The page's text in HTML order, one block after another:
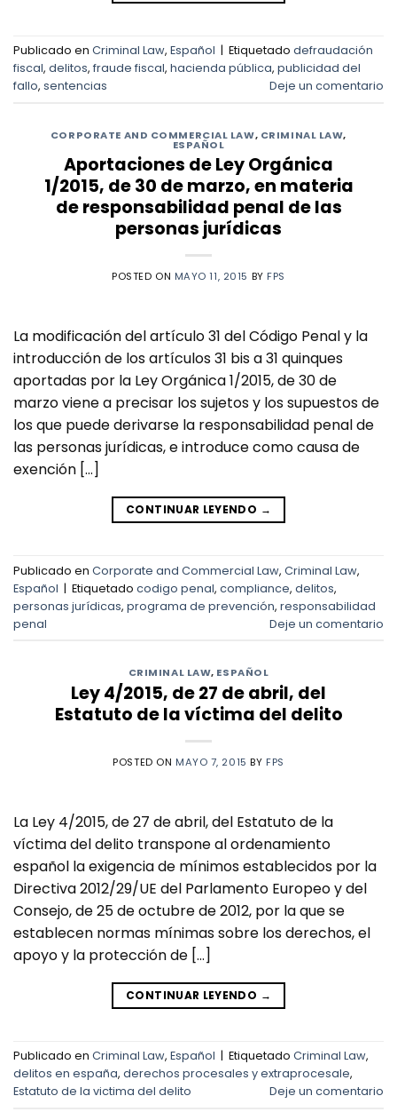
Publicado en Criminal Law, Español | Etiquetado defraudación
fiscal, delitos, fraude fiscal, hacienda pública, publicidad del
fallo, sentencias Deje un comentario
CORPORATE AND COMMERCIAL LAW, CRIMINAL LAW,
ESPAÑOL
Aportaciones de Ley Orgánica
1/2015, de 30 de marzo, en materia
de responsabilidad penal de las
personas jurídicas
POSTED ON MAYO 11, 2015 BY FPS
La modificación del artículo 31 del Código Penal y la
introducción de los artículos 31 bis a 31 quinques
aportadas por la Ley Orgánica 1/2015, de 30 de
marzo viene a precisar los sujetos y los supuestos de
los que puede derivarse la responsabilidad penal de
las personas jurídicas, e introduce como causa de
exención […]
CONTINUAR LEYENDO →
Publicado en Corporate and Commercial Law, Criminal Law,
Español | Etiquetado codigo penal, compliance, delitos,
personas jurídicas, programa de prevención, responsabilidad
penal
Deje un comentario
CRIMINAL LAW, ESPAÑOL
Ley 4/2015, de 27 de abril, del
Estatuto de la víctima del delito
POSTED ON MAYO 7, 2015 BY FPS
La Ley 4/2015, de 27 de abril, del Estatuto de la
víctima del delito transpone al ordenamiento
español la exigencia de mínimos establecidos por la
Directiva 2012/29/UE del Parlamento Europeo y del
Consejo, de 25 de octubre de 2012, por la que se
establecen normas mínimas sobre los derechos, el
apoyo y la protección de […]
CONTINUAR LEYENDO →
Publicado en Criminal Law, Español | Etiquetado Criminal Law,
delitos en españa, derechos procesales y extraprocesale,
Estatuto de la victima del delito
Deje un comentario